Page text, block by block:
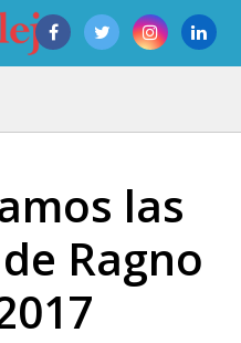
las
Ragno